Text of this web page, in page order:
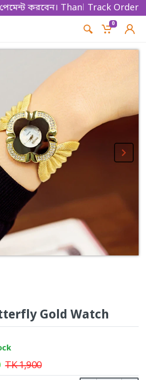
করবেন। Thanks for shopping!
Track Order
0
Gold Watch
TK1,900